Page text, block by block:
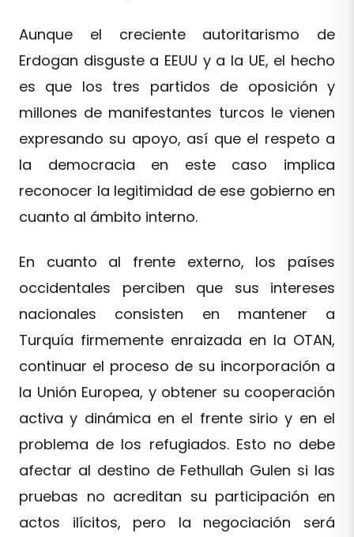
Aunque el creciente autoritarismo de
Erdogan disguste a EEUU y a la UE, el hecho
es que los tres partidos de oposición y
millones de manifestantes turcos le vienen
expresando su apoyo, así que el respeto a
la democracia en este caso implica
reconocer la legitimidad de ese gobierno en
cuanto al ámbito interno.
En cuanto al frente externo, los países
occidentales perciben que sus intereses
nacionales consisten en mantener a
Turquía firmemente enraizada en la OTAN,
continuar el proceso de su incorporación a
la Unión Europea, y obtener su cooperación
activa y dinámica en el frente sirio y en el
problema de los refugiados. Esto no debe
afectar al destino de Fethullah Gulen si las
pruebas no acreditan su participación en
actos ilícitos, pero la negociación será